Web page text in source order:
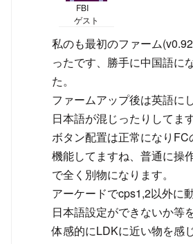
FBI
ゲスト
私のも最初のファーム
ったです、勝手に中国語に
た。
ファームアップ後は英語に
日本語が混じったりしてま
ボタン配置は正常になりFC
機能してますね、普通に操
で全く別物になります。
アーケードでcps1,2以外に
日本語設定ができないか等
体感的にLDKに近い物を感じ